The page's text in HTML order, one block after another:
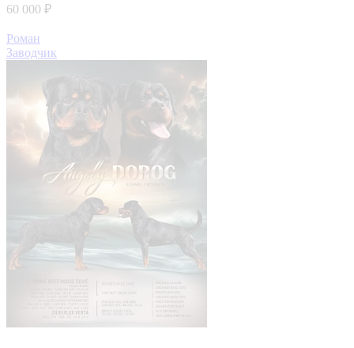
60 000 ₽
Роман
Заводчик